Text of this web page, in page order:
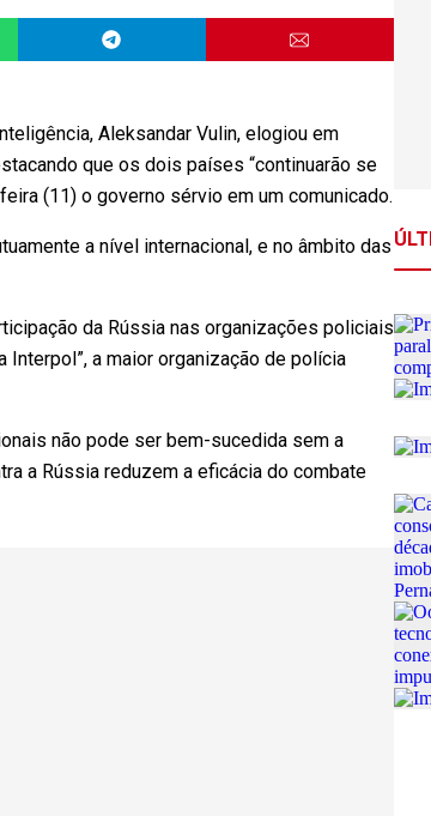
Aleksandar Vulin, elogiou em
que os dois países “continuarão se
(11) o governo sérvio em um comunicado.
a nível internacional, e no âmbito das
da Rússia nas organizações policiais
a maior organização de polícia
não pode ser bem-sucedida sem a
a Rússia reduzem a eficácia do combate